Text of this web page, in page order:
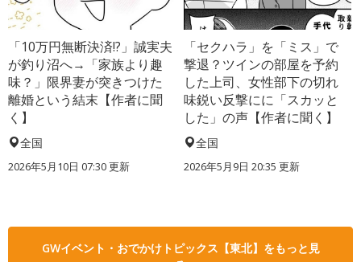
「10万円無断決済!?」誠実夫
が釣り沼へ→「家族より趣
味？」限界妻が突きつけた
離婚という結末【作者に聞
く】
全国
2026年5月10日 07:30 更新
「セクハラ」を「ミス」で
撃退？ツインの部屋を予約
した上司、女性部下の切れ
味鋭い反撃にに「スカッと
した」の声【作者に聞く】
全国
2026年5月9日 20:35 更新
GWイベント・おでかけトピックス【東北】をもっと見